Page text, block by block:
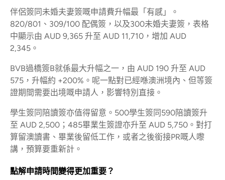
伴侶簽同未婚夫妻簽嘅申請費升幅最「有感」。
820/801、309/100 配偶簽，以及300未婚夫妻簽，表格
中顯示由 AUD 9,365 升至 AUD 11,710，增加 AUD
2,345。
BVB過橋簽B就係最大升幅之一，由 AUD 190 升至 AUD
575，升幅約 +200%。呢一點對已經喺澳洲境內、但等簽
證期間需要出境嘅申請人，影響特別直接。
學生簽同陪讀簽亦值得留意。500學生簽同590陪讀簽升
至 AUD 2,500；485畢業生簽證亦升至 AUD 5,750。對打
算留澳讀書、畢業後留低工作，或者之後銜接PR嘅人嚟
講，預算要重新計。
點解申請時間變得更加重要？